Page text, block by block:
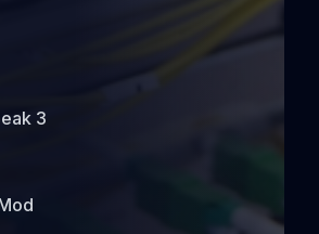
3